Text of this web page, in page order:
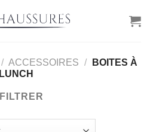
/ ACCESSOIRES /
BOITES À
LUNCH
FILTRER